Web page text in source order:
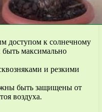
доступом к солнечному
быть максимально
и резкими
быть защищены от
воздуха.